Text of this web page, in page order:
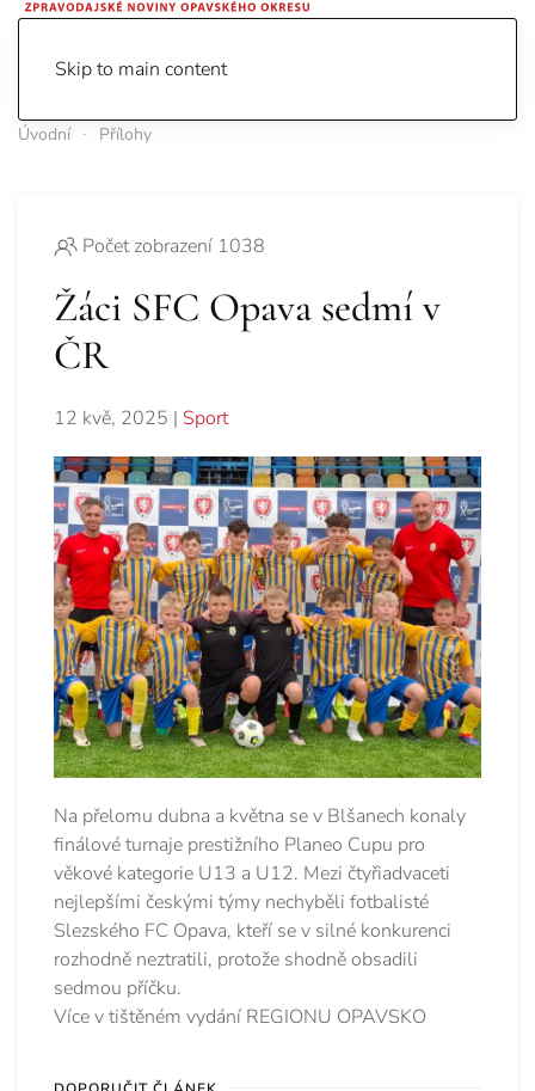
Skip to main content
Úvodní Přílohy
Počet zobrazení 1038
Žáci SFC Opava sedmí v
ČR
12 kvě, 2025 | Sport
Na přelomu dubna a května se v Blšanech konaly
finálové turnaje prestižního Planeo Cupu pro
věkové kategorie U13 a U12. Mezi čtyřiadvaceti
nejlepšími českými týmy nechyběli fotbalisté
Slezského FC Opava, kteří se v silné konkurenci
rozhodně neztratili, protože shodně obsadili
sedmou příčku.
Více v tištěném vydání REGIONU OPAVSKO